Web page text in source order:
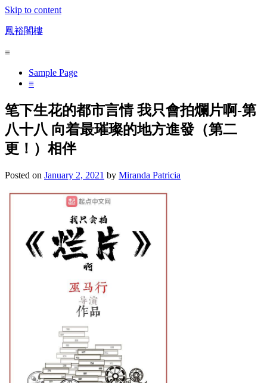
Skip to content
鳳裕閣樓
≡
Sample Page
≡
笔下生花的都市言情 我只會拍爛片啊-第
八十八 向着最璀璨的地方進發（第二
更！）相伴
Posted on January 2, 2021 by Miranda Patricia